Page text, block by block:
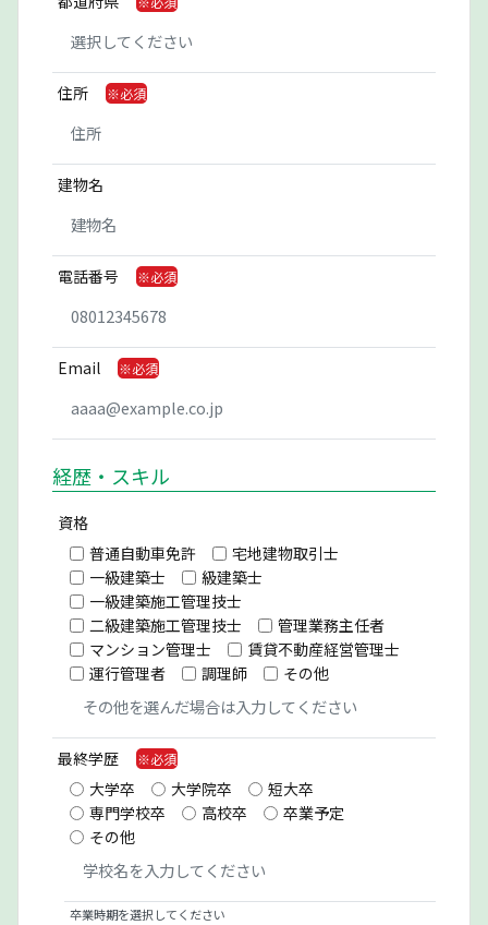
住所
建物名
電話番号
Email
経歴・スキル
資格
普通自動車免許
宅地建物取引士
一級建築士
級建築士
一級建築施工管理技士
二級建築施工管理技士
管理業務主任者
マンション管理士
賃貸不動産経営管理士
運行管理者
調理師 その他
最終学歴
大学卒
大学院卒
短大卒
専門学校卒
高校卒
卒業予定
その他
卒業時期を選択してください